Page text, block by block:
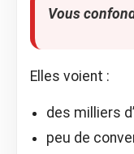
Vous
Elles voient :
des milliers
peu de